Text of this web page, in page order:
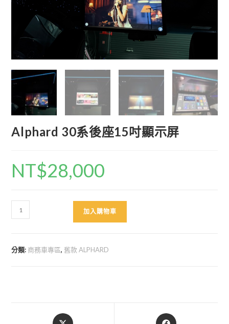
Alphard 30系後座15吋顯示屏
NT$28,000
Alphard
30
後
加入購物車
分類: 商務車專區, 舊款 ALPHARD
Opens
Opens